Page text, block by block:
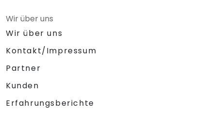
Wir über uns
Wir über uns
Kontakt/Impressum
Partner
Kunden
Erfahrungsberichte